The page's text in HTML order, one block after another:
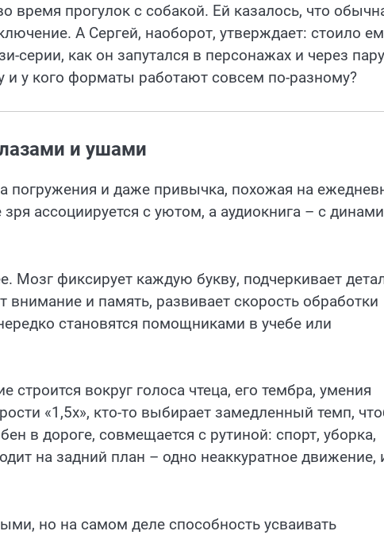
прогулок с собакой. Ей казалось, что
А Сергей, наоборот, утверждает: стоило
как он запутался в персонажах и через пару
у кого форматы работают совсем по-разному?
и ушами
погружения и даже привычка, похожая на
ассоциируется с уютом, а аудиокнига – с
Мозг фиксирует каждую букву, подчеркивает
внимание и память, развивает скорость обработки
становятся помощниками в учебе или
строится вокруг голоса чтеца, его тембра, умения
«1,5x», кто-то выбирает замедленный темп,
в дороге, совмещается с рутиной: спорт, уборка,
на задний план – одно неаккуратное движение,
но на самом деле способность усваивать